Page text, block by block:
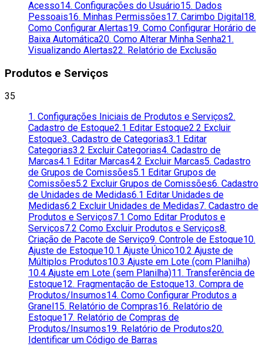
Acesso14. Configurações do Usuário15. Dados
Pessoais16. Minhas Permissões17. Carimbo Digital18.
Como Configurar Alertas19. Como Configurar Horário de
Baixa Automática20. Como Alterar Minha Senha21.
Visualizando Alertas22. Relatório de Exclusão
Produtos e Serviços
35
1. Configurações Iniciais de Produtos e Serviços2.
Cadastro de Estoque2.1 Editar Estoque2.2 Excluir
Estoque3. Cadastro de Categorias3.1 Editar
Categorias3.2 Excluir Categorias4. Cadastro de
Marcas4.1 Editar Marcas4.2 Excluir Marcas5. Cadastro
de Grupos de Comissões5.1 Editar Grupos de
Comissões5.2 Excluir Grupos de Comissões6. Cadastro
de Unidades de Medidas6.1 Editar Unidades de
Medidas6.2 Excluir Unidades de Medidas7. Cadastro de
Produtos e Serviços7.1 Como Editar Produtos e
Serviços7.2 Como Excluir Produtos e Serviços8.
Criação de Pacote de Serviço9. Controle de Estoque10.
Ajuste de Estoque10.1 Ajuste Único10.2 Ajuste de
Múltiplos Produtos10.3 Ajuste em Lote (com Planilha)
10.4 Ajuste em Lote (sem Planilha)11. Transferência de
Estoque12. Fragmentação de Estoque13. Compra de
Produtos/Insumos14. Como Configurar Produtos a
Granel 15. Relatório de Compras16. Relatório de
Estoque17. Relatório de Compras de
Produtos/Insumos19. Relatório de Produtos20.
Identificar um Código de Barras